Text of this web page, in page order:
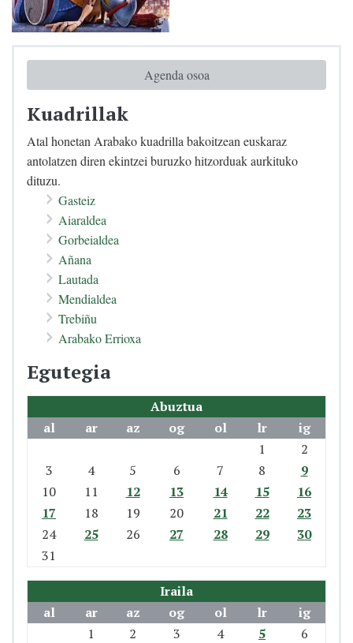
Agenda osoa
Kuadrillak
Atal honetan Arabako kuadrilla bakoitzean euskaraz
antolatzen diren ekintzei buruzko hitzorduak aurkituko
dituzu.
Gasteiz
Aiaraldea
Gorbeialdea
Añana
Lautada
Mendialdea
Trebiñu
Arabako Errioxa
Egutegia
Abuztua
al
ar az og ol lr
ig
1
2
3
4 5 6 7 8
9
10
11 12 13 14 15
16
17
18 19 20 21 22
23
24
25 26 27 28 29
30
31
Iraila
al
ar az og ol lr
ig
1
2 3 4 5
6